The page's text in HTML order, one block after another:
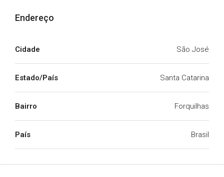
Endereço
Cidade São José
Estado/País Santa Catarina
Bairro Forquilhas
País Brasil